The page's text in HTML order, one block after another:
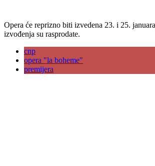
Opera će reprizno biti izvedena 23. i 25.
izvođenja su rasprodate.
cnp
opera "la boheme"
premijera